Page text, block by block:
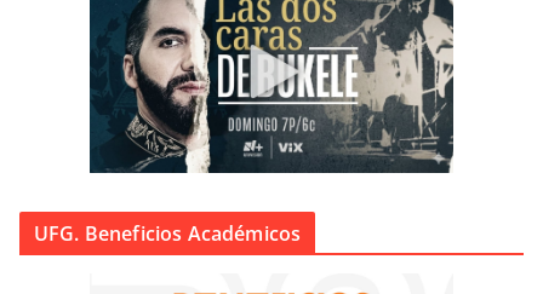
UFG. Beneficios Académicos